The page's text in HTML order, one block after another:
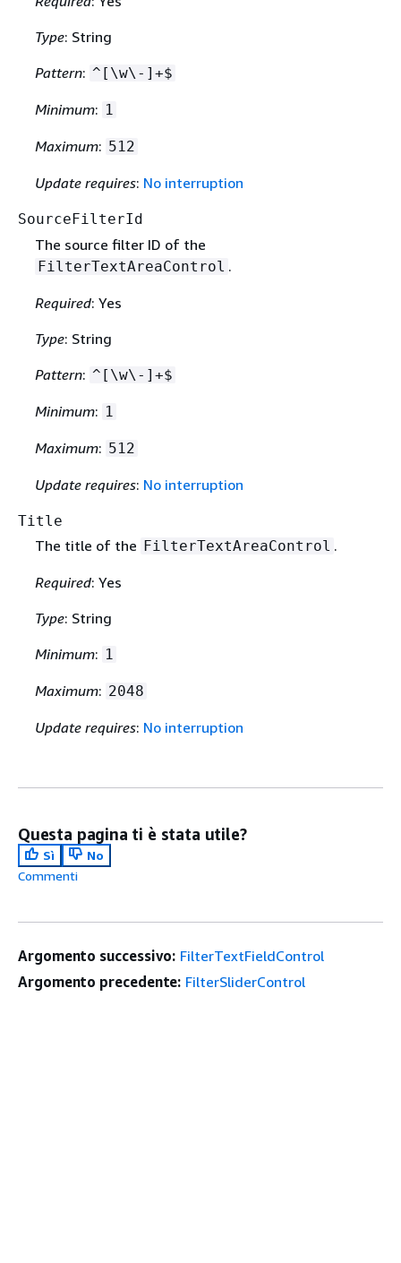
Type: String
Pattern: ^[\w\-]+$
Minimum: 1
Maximum: 512
Update requires: No interruption
SourceFilterId
The source filter ID of the
FilterTextAreaControl .
Required: Yes
Type: String
Pattern: ^[\w\-]+$
Minimum: 1
Maximum: 512
Update requires: No interruption
Title
The title of the FilterTextAreaControl .
Required: Yes
Type: String
Minimum: 1
Maximum: 2048
Update requires: No interruption
Questa pagina ti è stata utile?
Sì
No
Commenti
Argomento successivo: FilterTextFieldControl
Argomento precedente: FilterSliderControl